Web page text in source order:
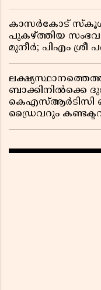
കാസർകോട് സ്കൂൾ
പുകഴ്ത്തിയ
മുനീർ; പിഎം ശ്രീ
ബാക്കിനിൽക്കെ
കെഎസ്ആർടിസി
ഡ്രൈവറും